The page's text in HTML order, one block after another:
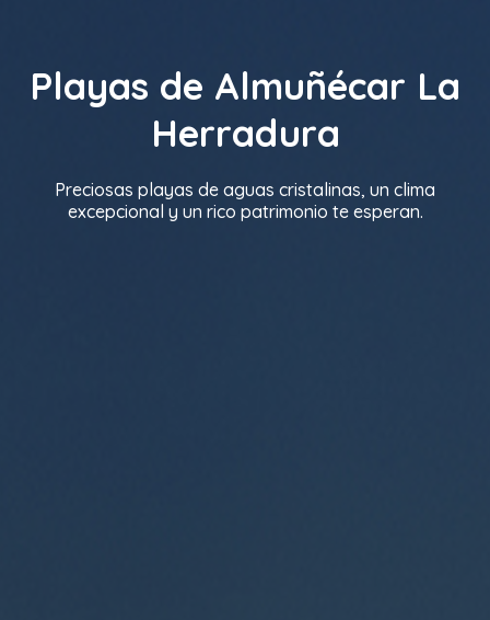
Playas de Almuñécar La
Herradura
Preciosas playas de aguas cristalinas, un clima
excepcional y un rico patrimonio te esperan.